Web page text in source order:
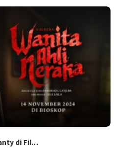
di Fil…